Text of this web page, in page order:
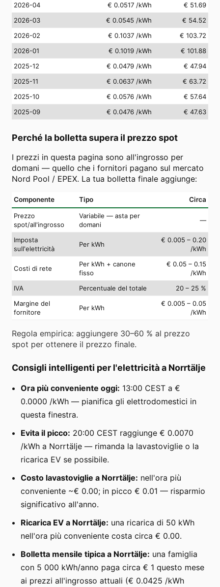
2026-04
€ 0.0517 /kWh
€ 51.69
2026-03
€ 0.0545 /kWh
€ 54.52
2026-02
€ 0.1037 /kWh
€ 103.72
2026-01
€ 0.1019 /kWh
€ 101.88
2025-12
€ 0.0479 /kWh
€ 47.94
2025-11
€ 0.0637 /kWh
€ 63.72
2025-10
€ 0.0576 /kWh
€ 57.64
2025-09
€ 0.0476 /kWh € 47.63
Perché la bolletta supera il prezzo spot
I prezzi in questa pagina sono all'ingrosso per
domani — quello che i fornitori pagano sul mercato
Nord Pool / EPEX. La tua bolletta finale aggiunge:
Componente Tipo Circa
Prezzo
spot/all'ingrosso
Variabile — asta per
domani
—
Imposta
sull'elettricità
Per kWh
€ 0.005 – 0.20
/kWh
Costi di rete
Per kWh + canone
fisso
€ 0.05 – 0.15
/kWh
IVA
Percentuale del totale
20 – 25 %
Margine del
fornitore
Per kWh
€ 0.005 – 0.05
/kWh
Regola empirica: aggiungere 30–60 % al prezzo
spot per ottenere il prezzo finale.
Consigli intelligenti per l'elettricità a Norrtälje
Ora più conveniente oggi: 13:00 CEST a €
0.0000 /kWh — pianifica gli elettrodomestici in
questa finestra.
Evita il picco: 20:00 CEST raggiunge € 0.0070
/kWh a Norrtälje — rimanda la lavastoviglie o la
ricarica EV se possibile.
Costo lavastoviglie a Norrtälje: nell'ora più
conveniente ~€ 0.00; in picco € 0.01 — risparmio
significativo all'anno.
Ricarica EV a Norrtälje: una ricarica di 50 kWh
nell'ora più conveniente costa circa € 0.00.
Bolletta mensile tipica a Norrtälje: una famiglia
con 5 000 kWh/anno paga circa € 1 questo mese
ai prezzi all'ingrosso attuali (€ 0.0425 /kWh